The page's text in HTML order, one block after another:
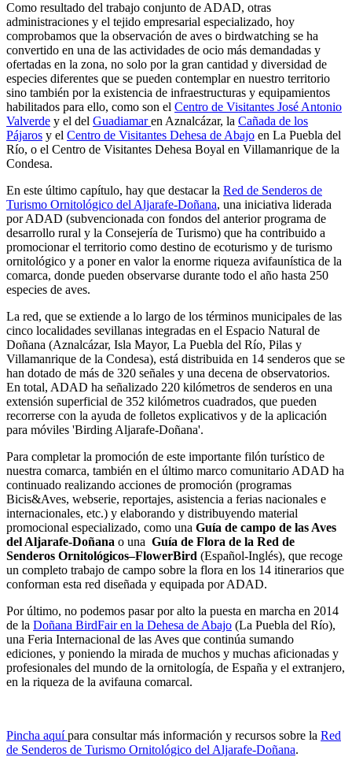
Como resultado del trabajo conjunto de ADAD, otras
administraciones y el tejido empresarial especializado, hoy
comprobamos que la observación de aves o birdwatching se ha
convertido en una de las actividades de ocio más demandadas y
ofertadas en la zona, no solo por la gran cantidad y diversidad de
especies diferentes que se pueden contemplar en nuestro territorio
sino también por la existencia de infraestructuras y equipamientos
habilitados para ello, como son el Centro de Visitantes José Antonio
Valverde y el del Guadiamaren Aznalcázar, la Cañada de los
Pájaros y el Centro de Visitantes Dehesa de Abajo en La Puebla del
Río, o el Centro de Visitantes Dehesa Boyal en Villamanrique de la
Condesa.
En este último capítulo, hay que destacar la Red de Senderos de
Turismo Ornitológico del Aljarafe-Doñana, una iniciativa liderada
por ADAD (subvencionada con fondos del anterior programa de
desarrollo rural y la Consejería de Turismo) que ha contribuido a
promocionar el territorio como destino de ecoturismo y de turismo
ornitológico y a poner en valor la enorme riqueza avifaunística de la
comarca, donde pueden observarse durante todo el año hasta 250
especies de aves.
La red, que se extiende a lo largo de los términos municipales de las
cinco localidades sevillanas integradas en el Espacio Natural de
Doñana (Aznalcázar, Isla Mayor, La Puebla del Río, Pilas y
Villamanrique de la Condesa), está distribuida en 14 senderos que se
han dotado de más de 320 señales y una decena de observatorios.
En total, ADAD ha señalizado 220 kilómetros de senderos en una
extensión superficial de 352 kilómetros cuadrados, que pueden
recorrerse con la ayuda de folletos explicativos y de la aplicación
para móviles 'Birding Aljarafe-Doñana'.
Para completar la promoción de este importante filón turístico de
nuestra comarca, también en el último marco comunitario ADAD ha
continuado realizando acciones de promoción (programas
Bicis&Aves, webserie, reportajes, asistencia a ferias nacionales e
internacionales, etc.) y elaborando y distribuyendo material
promocional especializado, como una Guía de campo de las Aves
del Aljarafe-Doñana o una Guía de Flora de la Red de
Senderos Ornitológicos–FlowerBird (Español-Inglés), que recoge
un completo trabajo de campo sobre la flora en los 14 itinerarios que
conforman esta red diseñada y equipada por ADAD.
Por último, no podemos pasar por alto la puesta en marcha en 2014
de la Doñana BirdFair en la Dehesa de Abajo (La Puebla del Río),
una Feria Internacional de las Aves que continúa sumando
ediciones, y poniendo la mirada de muchos y muchas aficionadas y
profesionales del mundo de la ornitología, de España y el extranjero,
en la riqueza de la avifauna comarcal.
Pincha aquípara consultar más información y recursos sobre la Red
de Senderos de Turismo Ornitológico del Aljarafe-Doñana.